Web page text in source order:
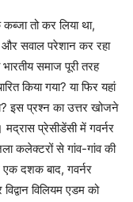
तो कर लिया था,
सवाल परेशान कर रहा
समाज पूरी तरह
किया गया? या फिर यहां
इस प्रश्न का उत्तर खोजने
प्रेसीडेंसी में गवर्नर
कलेक्टरों से गांव-गांव की
एक दशक बाद, गवर्नर
विलियम एडम को